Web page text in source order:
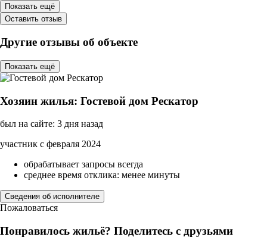
Показать ещё
Оставить отзыв
Другие отзывы об объекте
Показать ещё
Хозяин жилья: Гостевой дом Рескатор
был на сайте: 3 дня назад
участник с февраля 2024
обрабатывает запросы всегда
среднее время отклика: менее минуты
Сведения об исполнителе
Пожаловаться
Понравилось жильё? Поделитесь с друзьями